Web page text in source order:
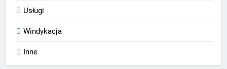
Usługi
Windykacja
Inne